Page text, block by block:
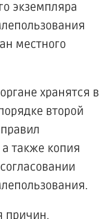
экземпляра
местного
хранятся в
второй
также копия
причин,